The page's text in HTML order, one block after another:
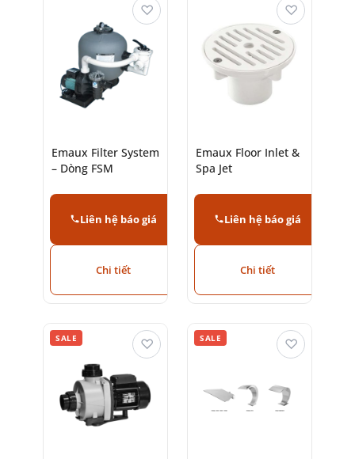
Emaux Filter System
– Dòng FSM
Liên hệ báo giá
Chi tiết
♡
Emaux Floor Inlet &
Spa Jet
Liên hệ báo giá
Chi tiết
♡
SALE ♡ SALE ♡